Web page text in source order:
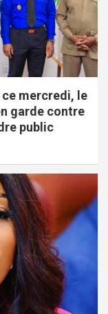
ce mercredi, le
garde contre
public